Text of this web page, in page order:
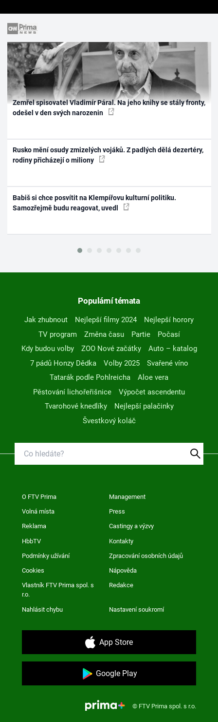
Zemřel spisovatel Vladimír Páral. Na jeho knihy se stály fronty,
odešel v den svých narozenin
Rusko mění osudy zmizelých vojáků. Z padlých dělá dezertéry,
rodiny přicházejí o miliony
Babiš si chce posvítit na Klempířovu kulturní politiku.
Samozřejmě budu reagovat, uvedl
Populární témata
Jak zhubnout Nejlepší filmy 2024
Nejlepší horory
TV program
Změna času Partie
Počasí
Kdy budou volby
ZOO Nové začátky
Auto – katalog
7 pádů Honzy Dědka
Volby 2025
Svařené víno
Tatarák podle Pohlreicha
Aloe vera
Pěstování lichořeřišnice
Výpočet ascendentu
Tvarohové knedlíky
Nejlepší palačinky
Švestkový koláč
O FTV Prima Management
Volná místa Press
Reklama Castingy a výzvy
HbbTV Kontakty
Podmínky užívání Zpracování osobních údajů
Cookies Nápověda
Vlastník FTV Prima spol. s
r.o.
Redakce
Nahlásit chybu Nastavení soukromí
App Store
Google Play
© FTV Prima spol. s r.o.